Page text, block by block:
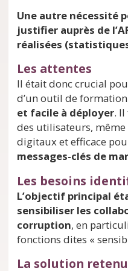
Une autre nécessité
justifier auprès de
réalisées
Les attentes
Il était donc crucial
d’un outil de formation
et facile à déployer.
des utilisateurs,
digitaux et efficace
messages-clés de
Les besoins
L’objectif principal
sensibiliser les
corruption, en
fonctions dites «
La solution